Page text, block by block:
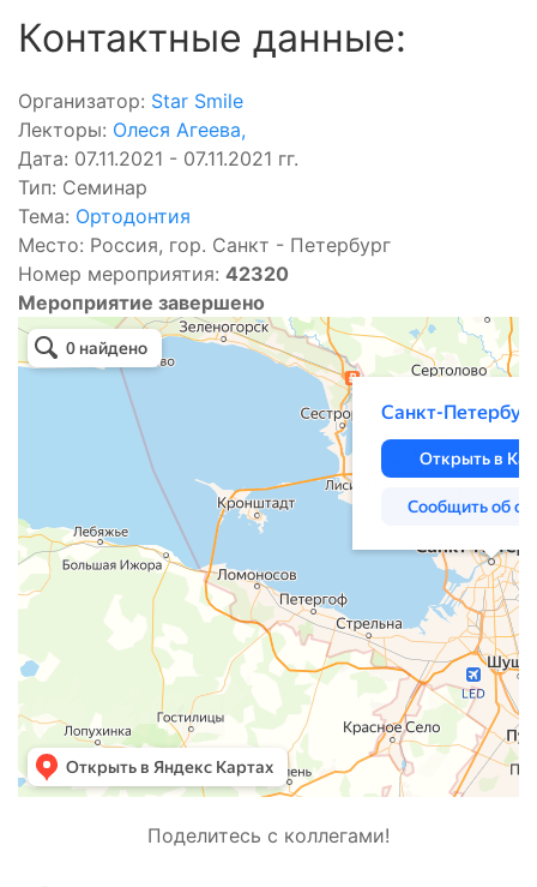
Контактные данные:
Организатор: Star Smile
Лекторы: Олеся Агеева,
Дата: 07.11.2021 - 07.11.2021 гг.
Тип: Семинар
Тема: Ортодонтия
Место: Россия, гор. Санкт - Петербург
Номер мероприятия: 42320
Мероприятие завершено
Яндекс.Карты
Санкт-Петербург — Яндекс.Карты
Поделитесь с коллегами!